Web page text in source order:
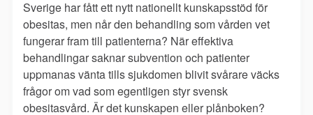
Sverige har fått ett nytt nationellt kunskapsstöd för
obesitas, men når den behandling som vården vet
fungerar fram till patienterna? När effektiva
behandlingar saknar subvention och patienter
uppmanas vänta tills sjukdomen blivit svårare väcks
frågor om vad som egentligen styr svensk
obesitasvård. Är det kunskapen eller plånboken?